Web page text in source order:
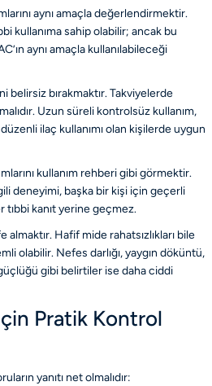
aynı amaçla değerlendirmektir.
kullanıma sahip olabilir; ancak bu
aynı amaçla kullanılabileceği
belirsiz bırakmaktır. Takviyelerde
Uzun süreli kontrolsüz kullanım,
ilaç kullanımı olan kişilerde uygun
kullanım rehberi gibi görmektir.
deneyimi, başka bir kişi için geçerli
kanıt yerine geçmez.
Hafif mide rahatsızlıkları bile
olabilir. Nefes darlığı, yaygın döküntü,
gibi belirtiler ise daha ciddi
Pratik Kontrol
yanıtı net olmalıdır: